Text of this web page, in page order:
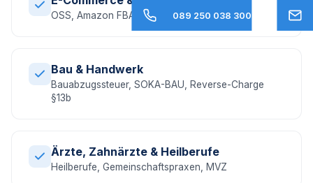
OSS, Amazon FBA, EU-Umsatzsteuer, DAC7
Bau & Handwerk
Bauabzugssteuer, SOKA-BAU, Reverse-Charge
§13b
Ärzte, Zahnärzte & Heilberufe
Heilberufe, Gemeinschaftspraxen, MVZ
089 250 038 300